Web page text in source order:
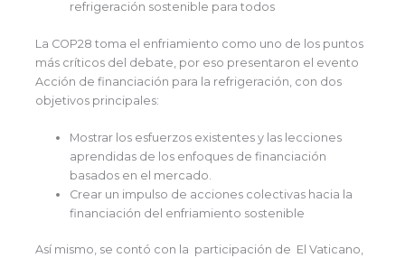
refrigeración sostenible para todos
La COP28 toma el enfriamiento como uno de los puntos
más críticos del debate, por eso presentaron el evento
Acción de financiación para la refrigeración, con dos
objetivos principales:
Mostrar los esfuerzos existentes y las lecciones
aprendidas de los enfoques de financiación
basados ​​en el mercado.
Crear un impulso de acciones colectivas hacia la
financiación del enfriamiento sostenible
Así mismo, se contó con la participación de El Vaticano,